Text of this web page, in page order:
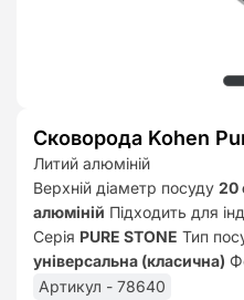
Сковорода Kohen
Литий алюміній
Верхній діаметр посуду 20
алюміній Підходить для
Серія PURE STONE Тип
універсальна (класична)
Артикул - 78640